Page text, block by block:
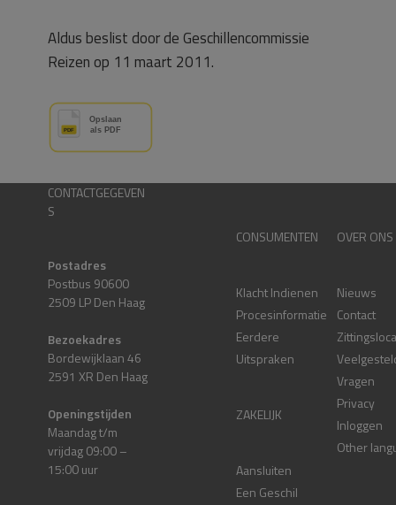
Aldus beslist door de Geschillencommissie
Reizen op 11 maart 2011.
CONTACTGEGEVEN
S
Postadres
Postbus 90600
2509 LP Den Haag
Bezoekadres
Bordewijklaan 46
2591 XR Den Haag
Openingstijden
Maandag t/m
vrijdag 09:00 –
15:00 uur
CONSUMENTEN
Klacht Indienen
Procesinformatie
Eerdere
Uitspraken
ZAKELIJK
Aansluiten
Een Geschil
OVER ONS
Nieuws
Contact
Vragen
Privacy
Inloggen
Other